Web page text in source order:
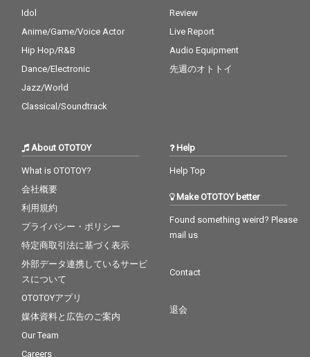
Idol
Anime/Game/Voice Actor
Hip Hop/R&B
Dance/Electronic
Jazz/World
Classical/Soundtrack
Review
Live Report
Audio Equipment
先週のオトトイ
About OTOTOY
What is OTOTOY?
会社概要
利用規約
プライバシー・ポリシー
特定商取引法に基づく表示
外部データ連携しているサービ
スについて
OTOTOYアプリ
媒体資料と広告のご案内
Our Team
Careers
Help
Help Top
Make OTOTOY better
Found something weird? Please
mail us
Contact
退会